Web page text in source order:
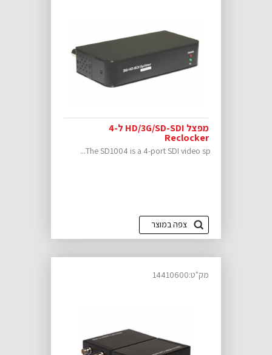
מפצל HD/3G/SD-SDI ל-4
Reclocker
The SD1004 is a 4-port SDI video sp...
צפה במוצר
מק"ט:14410600